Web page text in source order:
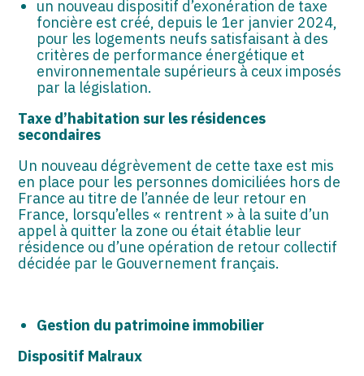
un nouveau dispositif d’exonération de taxe
foncière est créé, depuis le 1er janvier 2024,
pour les logements neufs satisfaisant à des
critères de performance énergétique et
environnementale supérieurs à ceux imposés
par la législation.
Taxe d’habitation sur les résidences
secondaires
Un nouveau dégrèvement de cette taxe est mis
en place pour les personnes domiciliées hors de
France au titre de l’année de leur retour en
France, lorsqu’elles « rentrent » à la suite d’un
appel à quitter la zone ou était établie leur
résidence ou d’une opération de retour collectif
décidée par le Gouvernement français.
Gestion du patrimoine immobilier
Dispositif Malraux